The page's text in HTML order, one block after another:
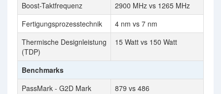
Boost-Taktfrequenz
2900 MHz vs 1265 MHz
Fertigungsprozesstechnik
4 nm vs 7 nm
Thermische Designleistung
(TDP)
15 Watt vs 150 Watt
Benchmarks
PassMark - G2D Mark
879 vs 486